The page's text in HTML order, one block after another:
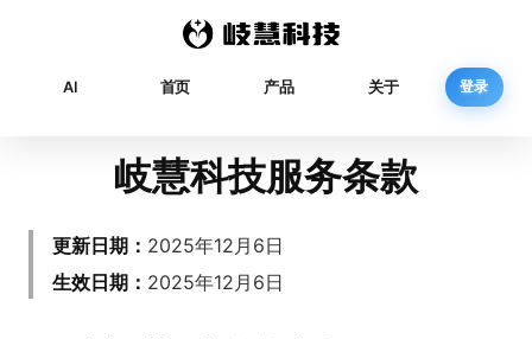
AI 首页 产品 关于 登录
岐慧科技服务条款
更新日期： 2025年12月6日
生效日期： 2025年12月6日